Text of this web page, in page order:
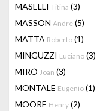
MASELLI Titina (3)
MASSON Andre (5)
MATTA Roberto (1)
MINGUZZI Luciano (3)
MIRÓ Joan (3)
MONTALE Eugenio (1)
MOORE Henry (2)